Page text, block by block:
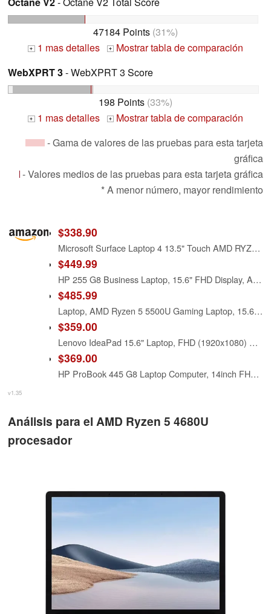
47184 Points (31%)
+ 1 mas detalles +
Mostrar tabla de comparación
WebXPRT 3- WebXPRT 3 Score
198 Points (33%)
+ 1 mas detalles +
Mostrar tabla de comparación
- Gama de valores de las pruebas para esta tarjeta
gráfica
- Valores medios de las pruebas para esta tarjeta gráfica
* A menor número, mayor rendimiento
$338.90
Microsoft Surface Laptop 4 13.5" Touch AMD RYZEN 5 16GB 256GB SSD Win 11 PRO Platinum (Renewed)
$449.99
HP 255 G8 Business Laptop, 15.6" FHD Display, AMD Ryzen 5 5500U Hexa-core Processor (Beat Intel i7-1065G7), 8GB RAM, 256GB SSD, Windows 11 Pro with Office 365 for Web, Multiple Ports,
$485.99
Laptop, AMD Ryzen 5 5500U Gaming Laptop, 15.6 Inch Laptop Computer with 16GB RAM 1TB SSD, AMD Radeon Lap top PC, Laptops with Backlit Keyboard, 1080P FHD, 55.2Wh Battery, Type-C, HDMI, Win 11 Pro
$359.00
Lenovo IdeaPad 15.6" Laptop, FHD (1920x1080) TN 220nits Anti-Glare Display, AMD Ryzen 5 7520U, 8GB LPDDR5 RAM, 256GB SSD, AMD Radeon 610M Graphics, Windows 11 Home, Abyss Blue, EAT Wireless Earbuds
$369.00
HP ProBook 445 G8 Laptop Computer, 14inch FHD (1920x1080) Business Laptop, AMD Ryzen 5 5600U, 16GB RAM, 512GB SSD, Windows 11Pro (Renewed)
v1.35
Análisis para el AMD Ryzen 5 4680U
procesador